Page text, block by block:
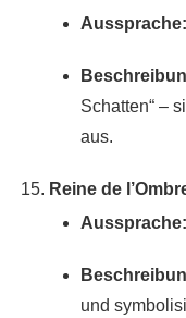
Aussprache:
Schatten“ –
aus.
Reine de
Aussprache:
und